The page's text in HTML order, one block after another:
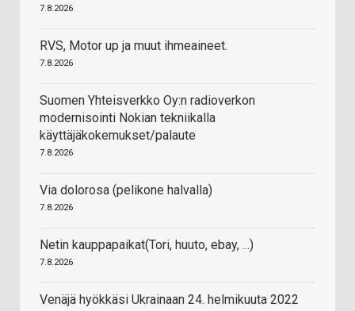
7.8.2026
RVS, Motor up ja muut ihmeaineet.
7.8.2026
Suomen Yhteisverkko Oy:n radioverkon
modernisointi Nokian tekniikalla
käyttäjäkokemukset/palaute
7.8.2026
Via dolorosa (pelikone halvalla)
7.8.2026
Netin kauppapaikat(Tori, huuto, ebay, ...)
7.8.2026
Venäjä hyökkäsi Ukrainaan 24. helmikuuta 2022